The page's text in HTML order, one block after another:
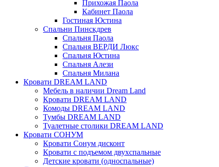
Прихожая Паола
Кабинет Паола
Гостиная Юстина
Спальни Пинскдрев
Спальня Паола
Спальня ВЕРДИ Люкс
Спальня Юстина
Спальня Алези
Спальня Милана
Кровати DREAM LAND
Мебель в наличии Dream Land
Кровати DREAM LAND
Комоды DREAM LAND
Тумбы DREAM LAND
Туалетные столики DREAM LAND
Кровати СОНУМ
Кровати Сонум дисконт
Кровати с подъемом двухспальные
Детские кровати (односпальные)